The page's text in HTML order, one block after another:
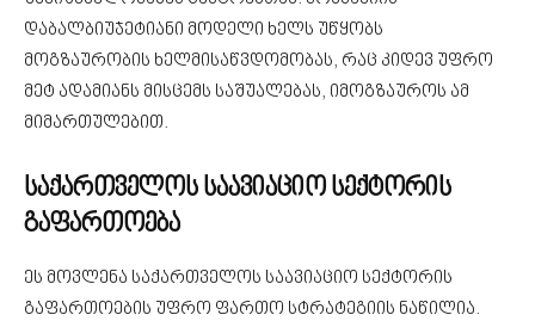
დაბალბიუჯეტიანი მოდელი ხელს უწყობს
მოგზაურობის ხელმისაწვდომობას, რაც კიდევ უფრო
მეტ ადამიანს მისცემს საშუალებას, იმოგზაუროს ამ
მიმართულებით.
საქართველოს საავიაციო სექტორის
გაფართოება
ეს მოვლენა საქართველოს საავიაციო სექტორის
გაფართოების უფრო ფართო სტრატეგიის ნაწილია.